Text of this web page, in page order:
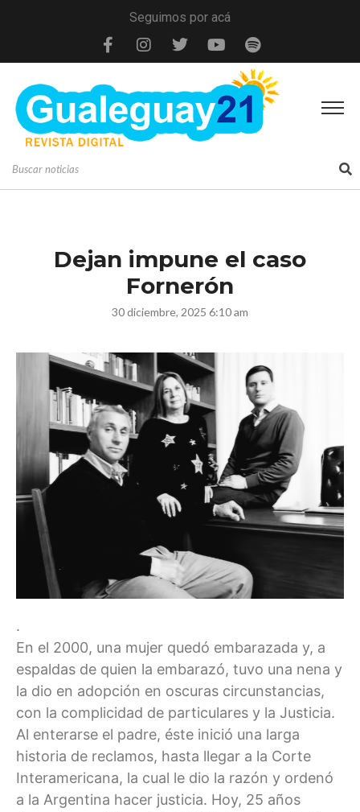
Seguimos por acá
Dejan impune el caso
Fornerón
30 diciembre, 2025 6:10 am
.
En el 2000, una mujer quedó embarazada y, a
espaldas de quien la embarazó, tuvo una nena y
la dio en adopción en oscuras circunstancias,
con la complicidad de particulares y la Justicia.
Al enterarse el padre, éste inició una larga
historia de reclamos, hasta llegar a la Corte
Interamericana, la cual le dio la razón y ordenó
a la Argentina hacer justicia. Hoy, 25 años